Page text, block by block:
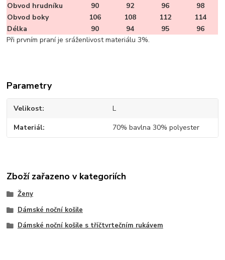
Obvod hrudníku
90 92 96
98
Obvod boky
106 108 112
114
Délka
90 94 95
96
Při prvním praní je sráženlivost materiálu 3%.
Parametry
Velikost L
Materiál 70% bavlna 30% polyester
Zboží zařazeno v kategoriích
Ženy
Dámské noční košile
Dámské noční košile s tříčtvrtečním rukávem